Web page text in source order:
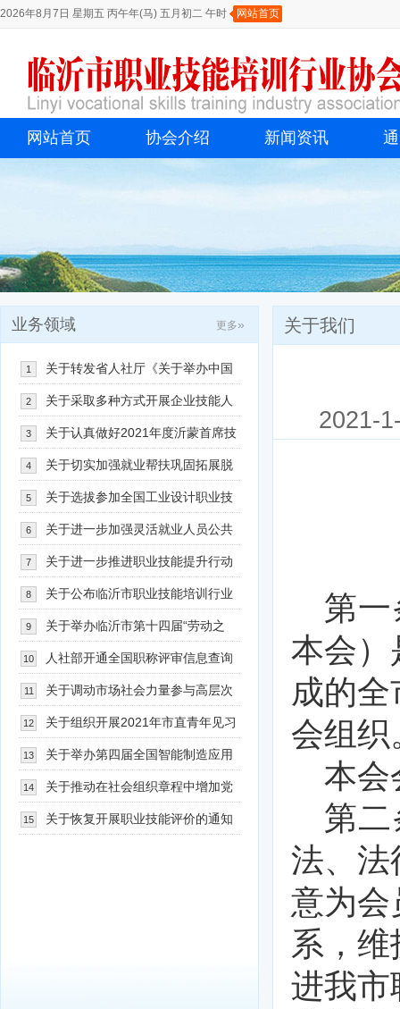
2026年8月7日 星期五 丙午年(马) 五月初二 午时 网站首页
网站首页 协会介绍 新闻资讯
关于我们
2021-
第
本会）
成的
会组织
本会
第
法、法
意为会
系，
进我市
更多»
业务领域
1 关于转发省人社厅《关于举办中国
（山东）首届人力资源服务创新大赛的
通知》的通知
2 关于采取多种方式开展企业技能人
才自主评价的通知
3 关于认真做好2021年度沂蒙首席技
师选拔工作的通知
4 关于切实加强就业帮扶巩固拓展脱
贫攻坚成果助力乡村振兴的实施意见
5 关于选拔参加全国工业设计职业技
能大赛山东省选拔赛的通知
6 关于进一步加强灵活就业人员公共
就业服务工作的通知
7 关于进一步推进职业技能提升行动
的通知
8 关于公布临沂市职业技能培训行业
协会协会负责人、理事、监事、会员单
位名册的通知
9 关于举办临沂市第十四届“劳动之
星”职业技能竞赛的通知
10 人社部开通全国职称评审信息查询
平台
11 关于调动市场社会力量参与高层次
人才服务工作的通知
12 关于组织开展2021年市直青年见习
基地评估认定工作的通知
13 关于举办第四届全国智能制造应用
技术技能大赛临沂市选拔赛的通知
14 关于推动在社会组织章程中增加党
的建设和社会主义核心价值观有关内容
15 关于恢复开展职业技能评价的通知